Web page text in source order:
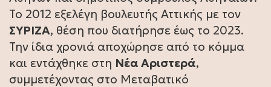
Το 2012 εξελέγη βουλευτής Αττικής με τον
ΣΥΡΙΖΑ, θέση που διατήρησε έως το 2023.
Την ίδια χρονιά αποχώρησε από το κόμμα
και εντάχθηκε στη Νέα Αριστερά,
συμμετέχοντας στο Μεταβατικό